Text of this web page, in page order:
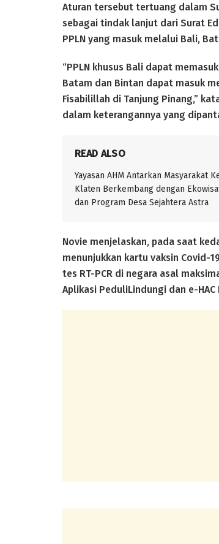
Aturan tersebut tertuang dalam
sebagai tindak lanjut dari Surat
PPLN yang masuk melalui Bali,
“PPLN khusus Bali dapat
Batam dan Bintan dapat masuk
Fisabilillah di Tanjung Pinang,”
dalam keterangannya yang
READ ALSO
Yayasan AHM Antarkan Masyarakat
Klaten Berkembang dengan
dan Program Desa Sejahtera Astra
Novie menjelaskan, pada saat
menunjukkan kartu vaksin Covid-
tes RT-PCR di negara asal
Aplikasi PeduliLindungi dan e-HAC